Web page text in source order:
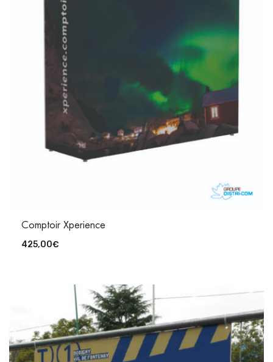
Comptoir Xperience
425,00€